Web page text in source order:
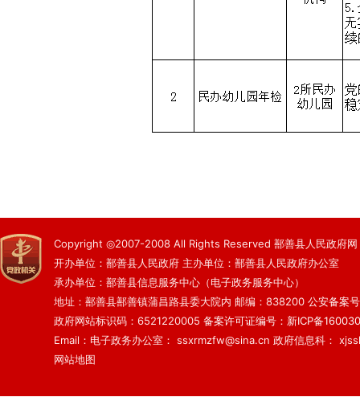
Copyright ◎2007-2008 All Rights Reserved 鄯善县人民政府网
开办单位：鄯善县人民政府 主办单位：鄯善县人民政府办公室
承办单位：鄯善县信息服务中心（电子政务服务中心）
地址：鄯善县鄯善镇蒲昌路县委大院内 邮编：838200 公安备案
政府网站标识码：6521220005 备案许可证编号：新ICP备
Email：电子政务办公室： ssxrmzfw@sina.cn 政府信息科：
网站地图